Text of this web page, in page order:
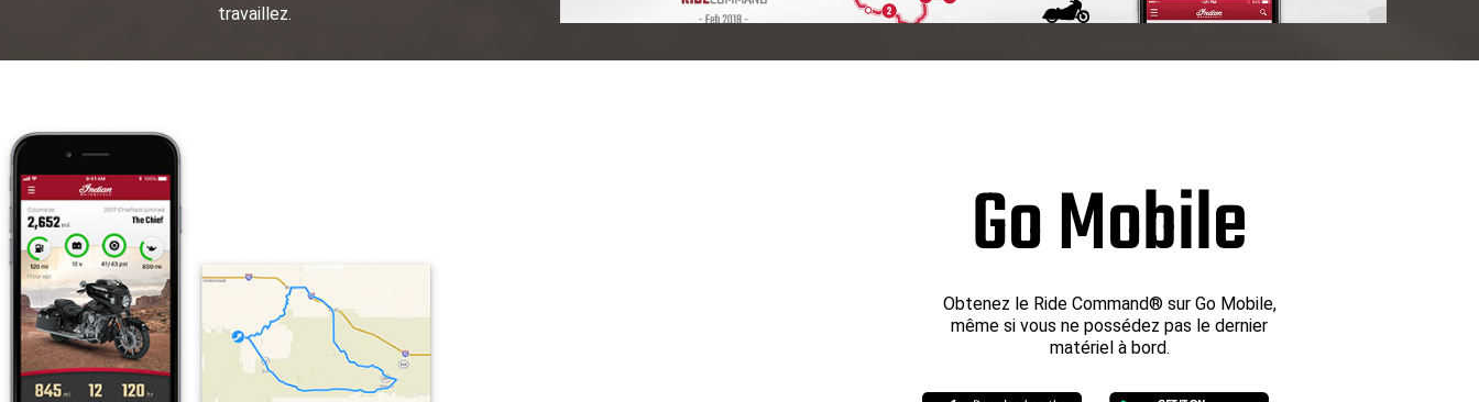
travaillez.
Go Mobile
Obtenez le Ride Command® sur Go Mobile,
même si vous ne possédez pas le dernier
matériel à bord.